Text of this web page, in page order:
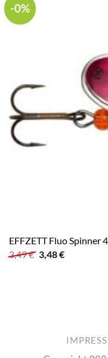
-0%
EFFZETT Fluo Spinner
3,49€ Ursprünglicher
Preis
3,48€Aktueller